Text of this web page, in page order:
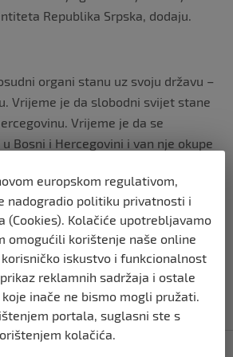
Republika Srpska, dodaju.
organi stanu uz svoju državu –
Vrijeme je da slobodni svijet stane
Vrijeme je da se
Bosni i Hercegovini i van nje okupe
se u saopćenju.
europskom regulativom,
nadogradio politiku privatnosti i
(Cookies). Kolačiće upotrebljavamo
omogućili korištenje naše online
iskustvo i funkcionalnost
reklamnih sadržaja i ostale
inače ne bismo mogli pružati.
portala, suglasni ste s
kolačića.